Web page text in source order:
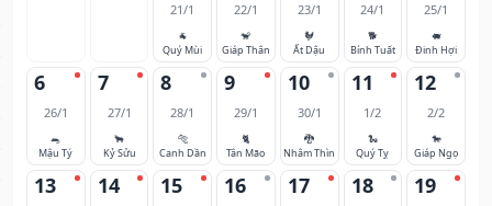
21/1
🐐
Quý Mùi
22/1
🐒
Giáp Thân
23/1
🐓
Ất Dậu
24/1
🐕
Bính Tuất
25/1
🐖
Đinh Hợi
6
26/1
🐀
Mậu Tý
7
27/1
🐂
Kỷ Sửu
8
28/1
🐅
Canh Dần
9
29/1
🐈
Tân Mão
10
30/1
🐉
Nhâm Thìn
11
1/2
🐍
Quý Tỵ
12
2/2
🐎
Giáp Ngọ
13 14 15 16 17 18 19